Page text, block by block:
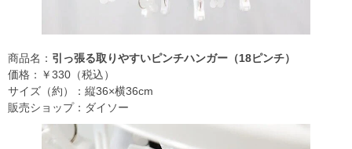
商品名： 引っ張る取りやすいピンチハンガー（18ピンチ）
価格：￥330（税込）
サイズ（約）：縦36×横36cm
販売ショップ：ダイソー